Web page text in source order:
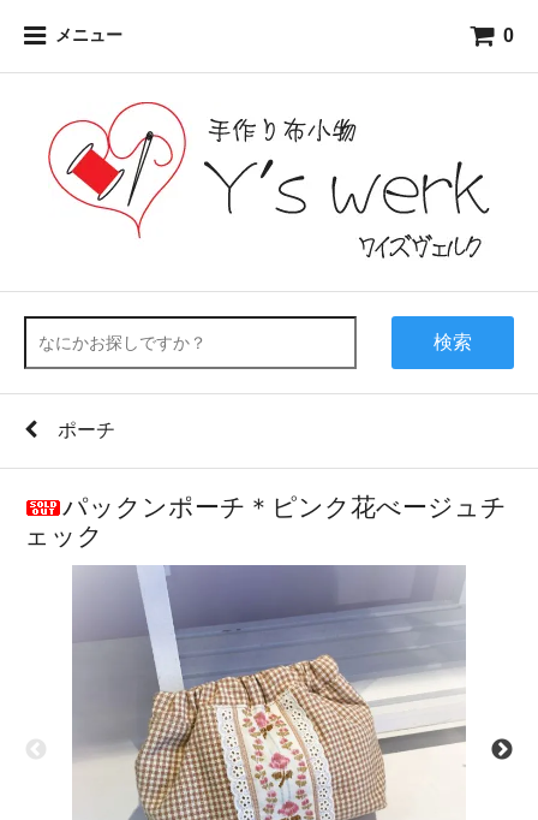
メニュー 0
検索
ポーチ
パックンポーチ＊ピンク花べージュチ
ェック